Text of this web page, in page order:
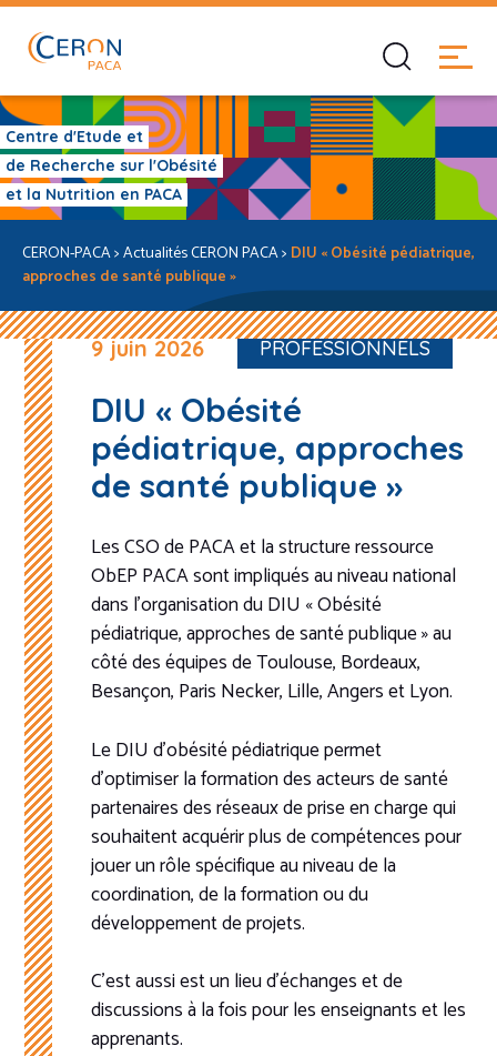
Centre d'Etude et
de Recherche sur l'Obésité
et la Nutrition en PACA
CERON-PACA>Actualités CERON PACA> DIU « Obésité pédiatrique,
approches de santé publique »
9 juin 2026 PROFESSIONNELS
DIU « Obésité
pédiatrique, approches
de santé publique »
Les CSO de PACA et la structure ressource
ObEP PACA sont impliqués au niveau national
dans l’organisation du DIU « Obésité
pédiatrique, approches de santé publique » au
côté des équipes de Toulouse, Bordeaux,
Besançon, Paris Necker, Lille, Angers et Lyon.
Le DIU d’obésité pédiatrique permet
d’optimiser la formation des acteurs de santé
partenaires des réseaux de prise en charge qui
souhaitent acquérir plus de compétences pour
jouer un rôle spécifique au niveau de la
coordination, de la formation ou du
développement de projets.
C’est aussi est un lieu d’échanges et de
discussions à la fois pour les enseignants et les
apprenants.